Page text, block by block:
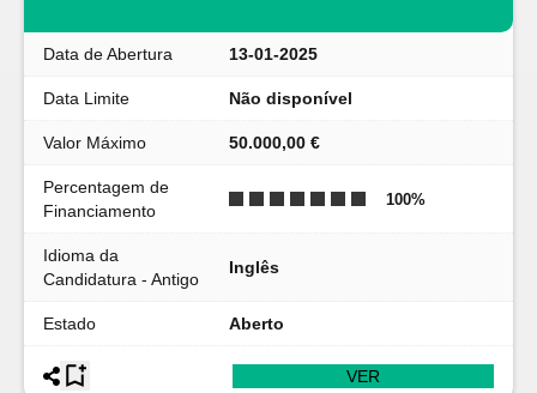
Data de Abertura 13-01-2025
Data Limite Não disponível
Valor Máximo 50.000,00 €
Percentagem de
Financiamento
100%
Idioma da
Candidatura - Antigo
Inglês
Estado Aberto
VER